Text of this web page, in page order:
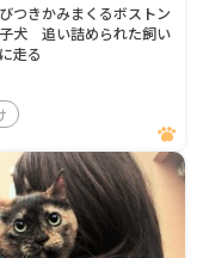
つきかみまくるボストン
犬 追い詰められた飼い
走る